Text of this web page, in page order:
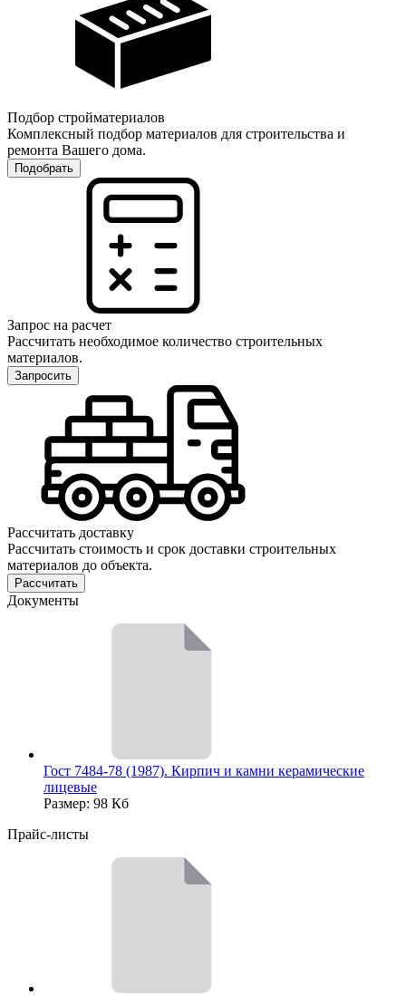
Подбор стройматериалов
Комплексный подбор материалов для строительства и
ремонта Вашего дома.
Подобрать
Запрос на расчет
Рассчитать необходимое количество строительных
материалов.
Запросить
Рассчитать доставку
Рассчитать стоимость и срок доставки строительных
материалов до объекта.
Рассчитать
Документы
Гост 7484-78 (1987). Кирпич и камни керамические
лицевые
Размер: 98 Кб
Прайс-листы